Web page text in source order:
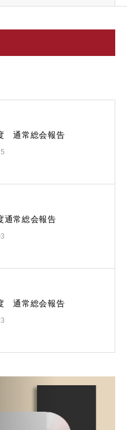
通常総会報告
通常総会報告
通常総会報告